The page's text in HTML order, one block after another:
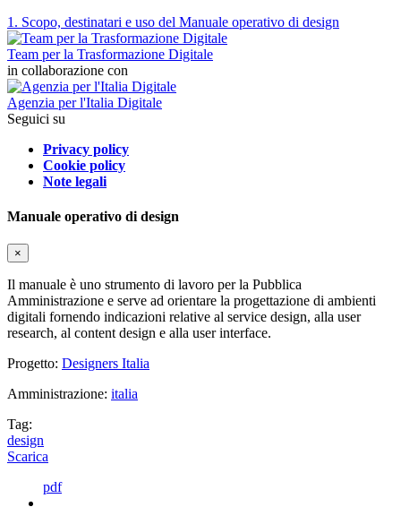
1. Scopo, destinatari e uso del Manuale operativo di design
Team per la Trasformazione Digitale
in collaborazione con
Agenzia per l'Italia Digitale
Seguici su
Privacy policy
Cookie policy
Note legali
Manuale operativo di design
×
Il manuale è uno strumento di lavoro per la Pubblica
Amministrazione e serve ad orientare la progettazione di ambienti
digitali fornendo indicazioni relative al service design, alla user
research, al content design e alla user interface.
Progetto: Designers Italia
Amministrazione: italia
Tag:
design
Scarica
pdf